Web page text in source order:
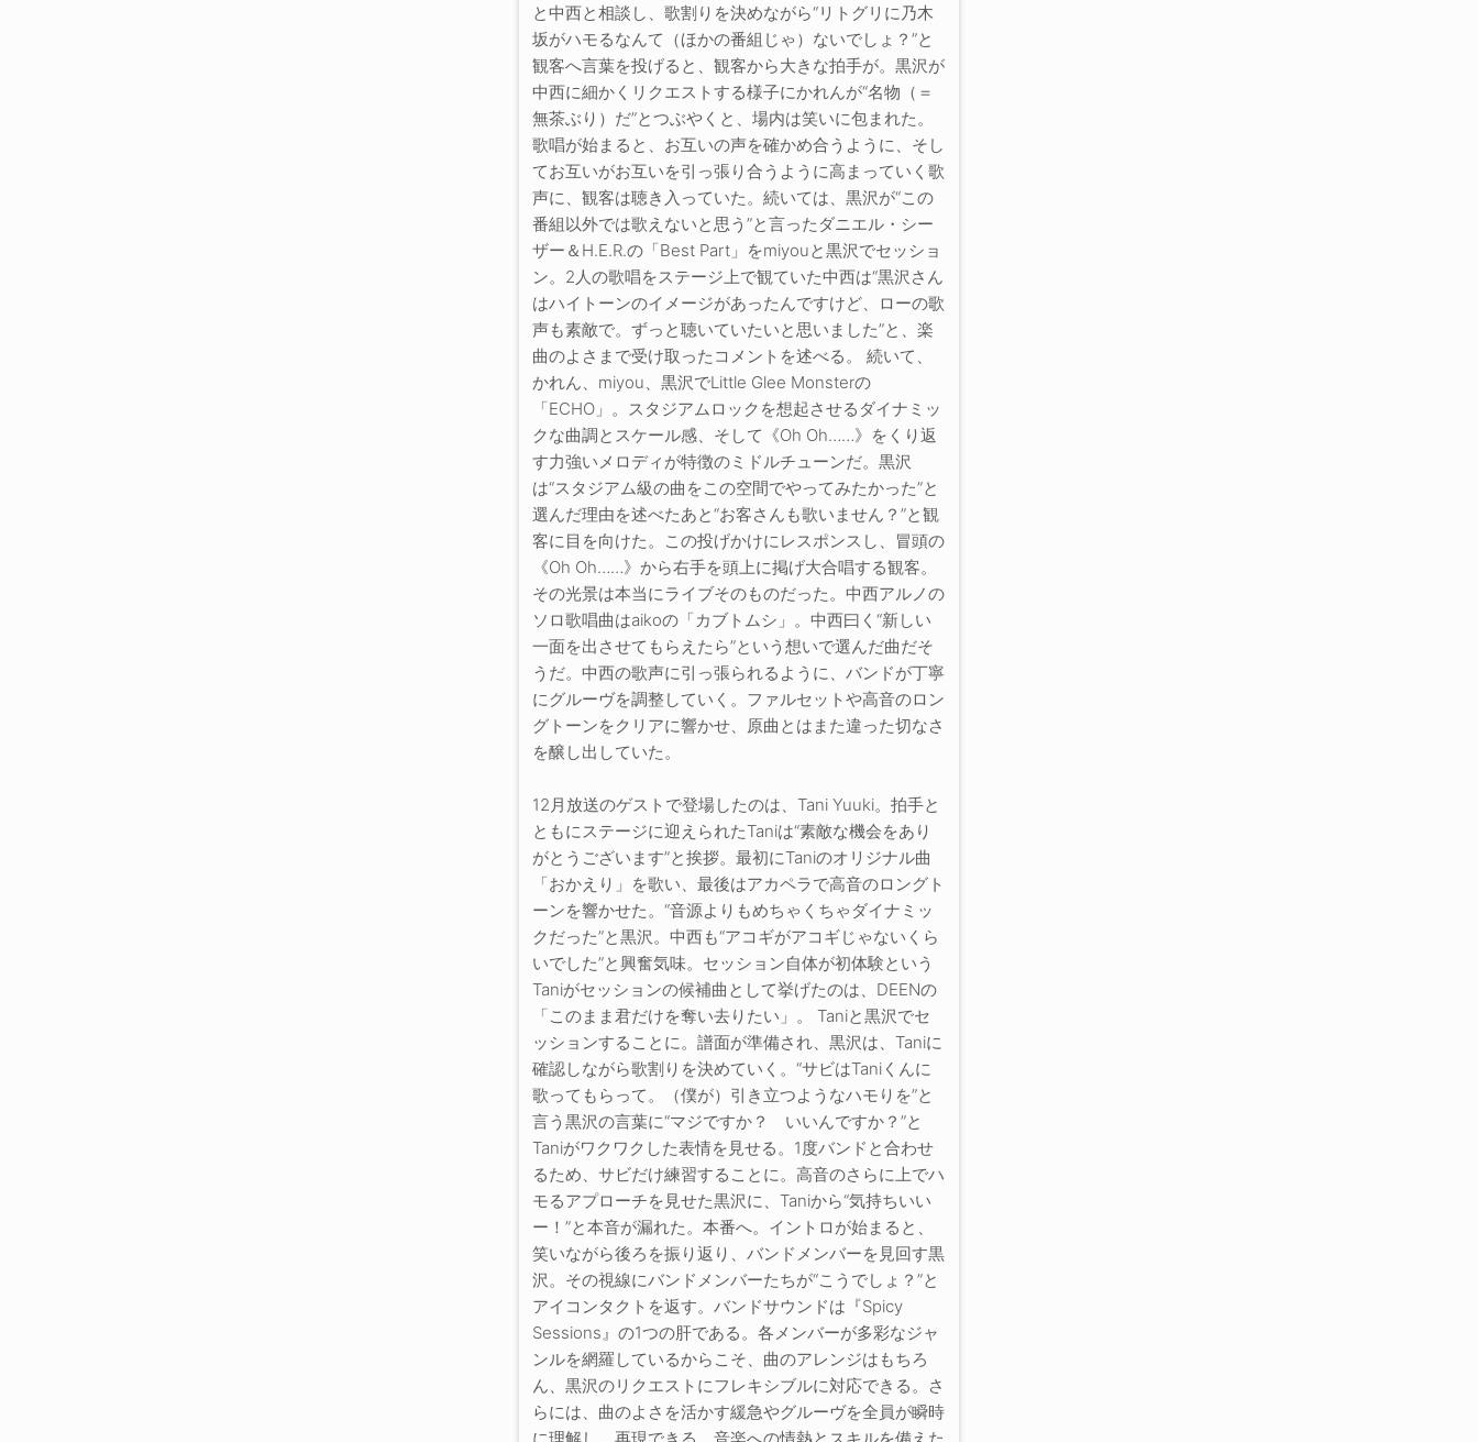
と中西と相談し、歌割りを決めながら“リトグリに乃木
坂がハモるなんて（ほかの番組じゃ）ないでしょ？”と
観客へ言葉を投げると、観客から大きな拍手が。黒沢が
中西に細かくリクエストする様子にかれんが“名物（＝
無茶ぶり）だ”とつぶやくと、場内は笑いに包まれた。
歌唱が始まると、お互いの声を確かめ合うように、そし
てお互いがお互いを引っ張り合うように高まっていく歌
声に、観客は聴き入っていた。続いては、黒沢が“この
番組以外では歌えないと思う”と言ったダニエル・シー
ザー＆H.E.R.の「Best Part」をmiyouと黒沢でセッショ
ン。2人の歌唱をステージ上で観ていた中西は“黒沢さん
はハイトーンのイメージがあったんですけど、ローの歌
声も素敵で。ずっと聴いていたいと思いました”と、楽
曲のよさまで受け取ったコメントを述べる。 続いて、
かれん、miyou、黒沢でLittle Glee Monsterの
「ECHO」。スタジアムロックを想起させるダイナミッ
クな曲調とスケール感、そして《Oh Oh……》をくり返
す力強いメロディが特徴のミドルチューンだ。黒沢
は“スタジアム級の曲をこの空間でやってみたかった”と
選んだ理由を述べたあと“お客さんも歌いません？”と観
客に目を向けた。この投げかけにレスポンスし、冒頭の
《Oh Oh……》から右手を頭上に掲げ大合唱する観客。
その光景は本当にライブそのものだった。中西アルノの
ソロ歌唱曲はaikoの「カブトムシ」。中西曰く“新しい
一面を出させてもらえたら”という想いで選んだ曲だそ
うだ。中西の歌声に引っ張られるように、バンドが丁寧
にグルーヴを調整していく。ファルセットや高音のロン
グトーンをクリアに響かせ、原曲とはまた違った切なさ
を醸し出していた。
12月放送のゲストで登場したのは、Tani Yuuki。拍手と
ともにステージに迎えられたTaniは“素敵な機会をあり
がとうございます”と挨拶。最初にTaniのオリジナル曲
「おかえり」を歌い、最後はアカペラで高音のロングト
ーンを響かせた。“音源よりもめちゃくちゃダイナミッ
クだった”と黒沢。中西も“アコギがアコギじゃないくら
いでした”と興奮気味。セッション自体が初体験という
Taniがセッションの候補曲として挙げたのは、DEENの
「このまま君だけを奪い去りたい」。 Taniと黒沢でセ
ッションすることに。譜面が準備され、黒沢は、Taniに
確認しながら歌割りを決めていく。“サビはTaniくんに
歌ってもらって。（僕が）引き立つようなハモりを”と
言う黒沢の言葉に“マジですか？ いいんですか？”と
Taniがワクワクした表情を見せる。1度バンドと合わせ
るため、サビだけ練習することに。高音のさらに上でハ
モるアプローチを見せた黒沢に、Taniから“気持ちいい
ー！”と本音が漏れた。本番へ。イントロが始まると、
笑いながら後ろを振り返り、バンドメンバーを見回す黒
沢。その視線にバンドメンバーたちが“こうでしょ？”と
アイコンタクトを返す。バンドサウンドは『Spicy
Sessions』の1つの肝である。各メンバーが多彩なジャ
ンルを網羅しているからこそ、曲のアレンジはもちろ
ん、黒沢のリクエストにフレキシブルに対応できる。さ
らには、曲のよさを活かす緩急やグルーヴを全員が瞬時
に理解し、再現できる。音楽への情熱とスキルを備えた